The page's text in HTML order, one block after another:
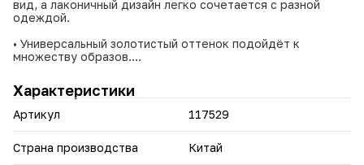
вид, а лаконичный дизайн легко сочетается с разной
одеждой.
• Универсальный золотистый оттенок подойдёт к
множеству образов.
• Компактные серьги‑пусеты (2×1,3 см) не утяжеляют
образ и комфортны в носке.
• Лёгкий вес набора (65 г) обеспечивает удобство при
длительном ношении.
воздействиям и долго сохраняет внешний вид.
Характеристики
Артикул 117529
Страна производства Китай